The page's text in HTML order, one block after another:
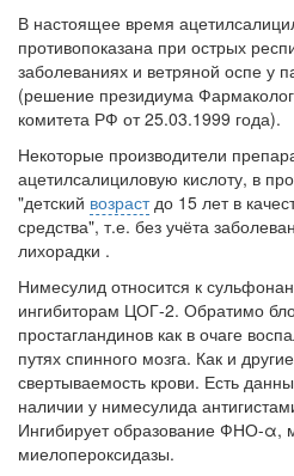
В настоящее время
противопоказана при острых
заболеваниях и ветряной оспе у
(решение президиума
комитета РФ от 25.03.1999 года).
Некоторые производители
ацетилсалициловую кислоту, в
"детский возрастдо 15 лет в
средства", т.е. без учёта
лихорадки .
Нимесулид относится к
ингибиторам ЦОГ-2. Обратимо
простагландинов как в очаге
путях спинного мозга. Как и
свертываемость крови. Есть
наличии у нимесулида
Ингибирует образование ФНО-α,
миелопероксидазы.